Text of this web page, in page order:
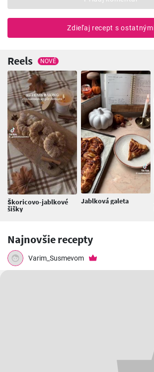
Zdieľaj recept s
Reels NOVÉ
Škoricovo-jablkové
šišky
Jablková galeta
Najnovšie recepty
Varim_Susmevom